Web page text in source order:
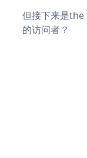
但接下来是
的访问者？